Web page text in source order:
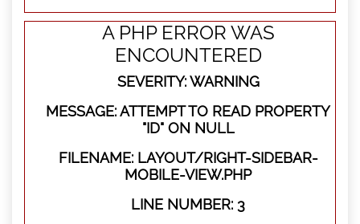
A PHP ERROR WAS
ENCOUNTERED
SEVERITY: WARNING
MESSAGE: ATTEMPT TO READ PROPERTY
"ID" ON NULL
FILENAME: LAYOUT/RIGHT-SIDEBAR-
MOBILE-VIEW.PHP
LINE NUMBER: 3